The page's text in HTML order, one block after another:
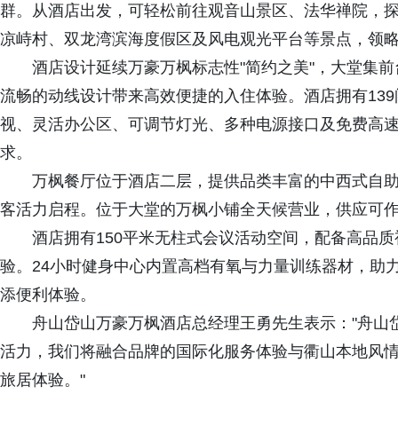
群。从酒店出发，可轻松前往‌观音山景区‌、法华禅院，
凉峙村、双龙湾滨海度假区及风电观光平台等景点，领
酒店设计延续万豪万枫标志性"简约之美"，大堂集
流畅的动线设计带来高效便捷的入住体验。酒店拥有
视、灵活办公区、可调节灯光、多种电源接口及免费高
求。
万枫餐厅位于酒店二层，提供品类丰富的中西式自
客活力启程。位于大堂的万枫小铺全天候营业，供应可
酒店拥有150平米无柱式会议活动空间，配备高品
验。24小时健身中心内置高档有氧与力量训练器材，助
添便利体验。
舟山岱山万豪万枫酒店总经理王勇先生表示："舟
活力，我们将融合品牌的国际化服务体验与衢山本地风
旅居体验。"